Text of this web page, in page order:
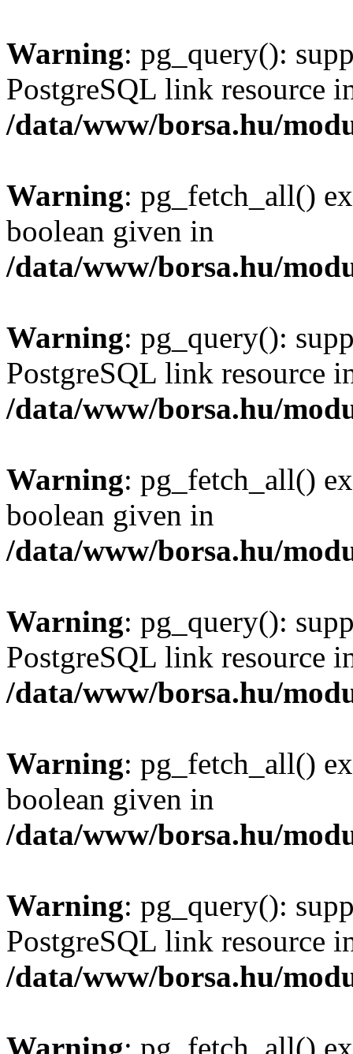
Warning: pg_query():
PostgreSQL link resource
/data/www/borsa.hu/
Warning: pg_fetch_all()
boolean given in
/data/www/borsa.hu/
Warning: pg_query():
PostgreSQL link resource
/data/www/borsa.hu/
Warning: pg_fetch_all()
boolean given in
/data/www/borsa.hu/
Warning: pg_query():
PostgreSQL link resource
/data/www/borsa.hu/
Warning: pg_fetch_all()
boolean given in
/data/www/borsa.hu/
Warning: pg_query():
PostgreSQL link resource
/data/www/borsa.hu/